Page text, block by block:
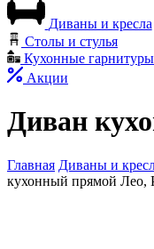
Диваны и кресла
Столы и стулья
Кухонные гарнитуры
Акции
Диван
Главная Диваны и
кухонный прямой Лео,